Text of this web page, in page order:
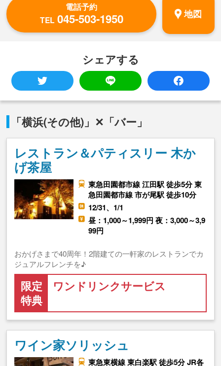
電話予約
TEL 045-503-1950 地図
シェアする
「横浜(その他)」✕「バー」
レストラン＆パティスリー 木か
げ茶屋
東急田園都市線 江田駅 徒歩5分 東
急田園都市線 市が尾駅 徒歩10分
12/31、1/1
昼：1,000～1,999円 夜：3,000～3,9
99円
おかげさまで40周年！2階建ての一軒家のレストランでカ
ジュアルフレンチを♪
限定
特典
ワンドリンクサービス
ワイン家ソリッシュ
東急東横線 東白楽駅 徒歩5分 JR各